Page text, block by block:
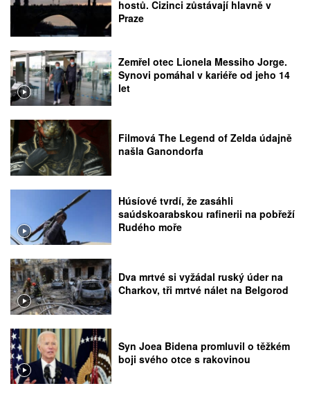
hostů. Cizinci zůstávají hlavně v
Praze
Zemřel otec Lionela Messiho Jorge.
Synovi pomáhal v kariéře od jeho 14
let
Filmová The Legend of Zelda údajně
našla Ganondorfa
Húsíové tvrdí, že zasáhli
saúdskoarabskou rafinerii na pobřeží
Rudého moře
Dva mrtvé si vyžádal ruský úder na
Charkov, tři mrtvé nálet na Belgorod
Syn Joea Bidena promluvil o těžkém
boji svého otce s rakovinou